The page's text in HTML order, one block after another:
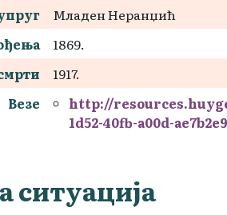
Младен Неранџић
1869.
1917.
Везе
http://
1d52-40fb-a00d-
ситуација